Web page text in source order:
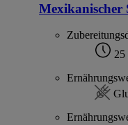
Mexikanischer
25